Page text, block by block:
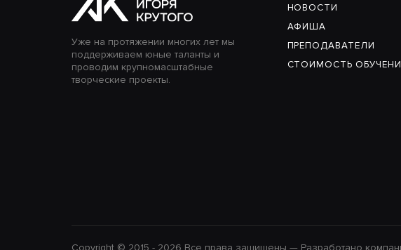
Уже на протяжении многих лет мы
поддерживаем юные таланты и
проводим крупномасштабные
творческие проекты.
НОВОСТИ
АФИША
ПРЕПОДАВАТЕЛИ
СТОИМОСТЬ
Copyright © 2015 - 2026 Все права защищены — Разработано